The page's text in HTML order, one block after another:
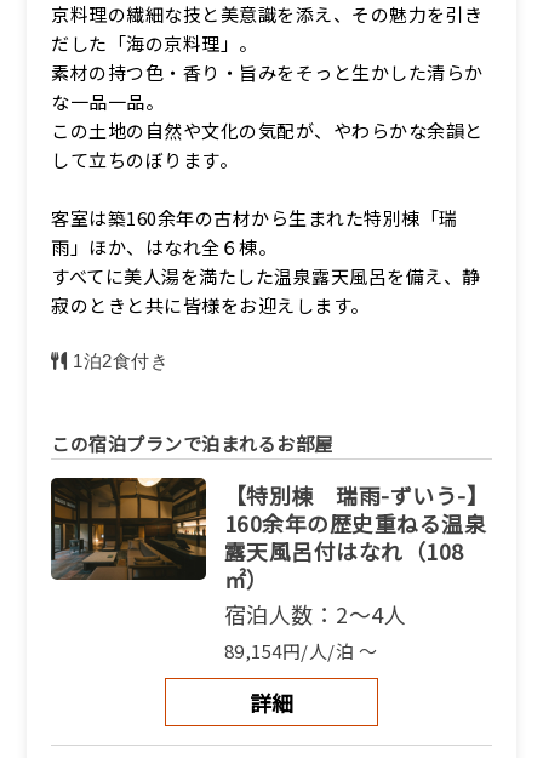
京料理の繊細な技と美意識を添え、その魅力を引き
だした「海の京料理」。
素材の持つ色・香り・旨みをそっと生かした清らか
な一品一品。
この土地の自然や文化の気配が、やわらかな余韻と
して立ちのぼります。
客室は築160余年の古材から生まれた特別棟「瑞
雨」ほか、はなれ全６棟。
すべてに美人湯を満たした温泉露天風呂を備え、静
寂のときと共に皆様をお迎えします。
1泊2食付き
この宿泊プランで泊まれるお部屋
【特別棟 瑞雨-ずいう-】
160余年の歴史重ねる温泉
露天風呂付はなれ（108
㎡）
宿泊人数：2～4人
89,154円/人/泊 ～
詳細